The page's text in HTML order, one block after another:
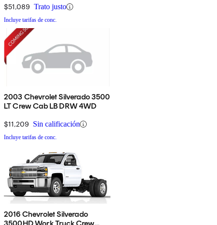
$51,089 Trato justo
Incluye tarifas de conc.
2003 Chevrolet Silverado 3500
LT Crew Cab LB DRW 4WD
$11,209 Sin calificación
Incluye tarifas de conc.
2016 Chevrolet Silverado